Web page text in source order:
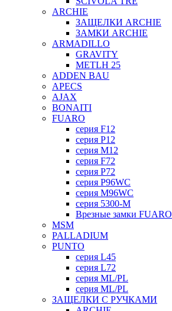
ARCHIE
ЗАЩЕЛКИ ARCHIE
ЗАМКИ ARCHIE
ARMADILLO
GRAVITY
METLH 25
ADDEN BAU
APECS
AJAX
BONAITI
FUARO
серия F12
серия P12
серия M12
серия F72
серия P72
серия P96WC
серия M96WC
серия 5300-M
Врезные замки FUARO
MSM
PALLADIUM
PUNTO
серия L45
серия L72
серия ML/PL
серия ML/PL
ЗАЩЕЛКИ С РУЧКАМИ